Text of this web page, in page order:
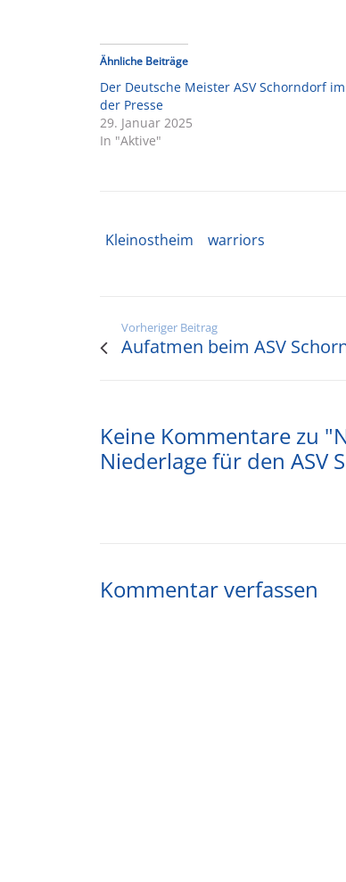
Ähnliche Beiträge
Der Deutsche Meister ASV Schorndorf
der Presse
29. Januar 2025
In "Aktive"
Kleinostheim warriors
Vorheriger Beitrag
Aufatmen beim ASV
Keine Kommentare zu
Niederlage für den ASV
Kommentar verfassen